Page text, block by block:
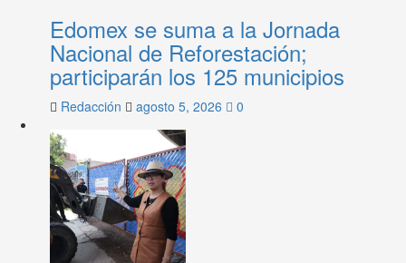
Edomex se suma a la Jornada
Nacional de Reforestación;
participarán los 125 municipios
Redacción agosto 5, 2026 0